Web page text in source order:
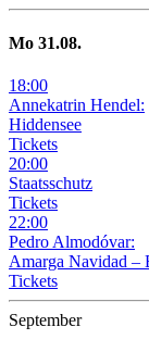
Mo 31.08.
18:00
Annekatrin Hendel:
Hiddensee
Tickets
20:00
Staatsschutz
Tickets
22:00
Pedro Almodóvar:
Amarga Navidad –
Tickets
September